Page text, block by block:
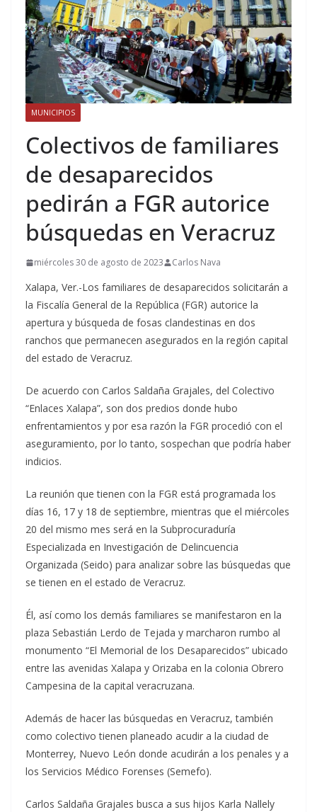
MUNICIPIOS
Colectivos de familiares
de desaparecidos
pedirán a FGR autorice
búsquedas en Veracruz
miércoles 30 de agosto de 2023 Carlos Nava
Xalapa, Ver.-Los familiares de desaparecidos solicitarán a
la Fiscalía General de la República (FGR) autorice la
apertura y búsqueda de fosas clandestinas en dos
ranchos que permanecen asegurados en la región capital
del estado de Veracruz.
De acuerdo con Carlos Saldaña Grajales, del Colectivo
“Enlaces Xalapa”, son dos predios donde hubo
enfrentamientos y por esa razón la FGR procedió con el
aseguramiento, por lo tanto, sospechan que podría haber
indicios.
La reunión que tienen con la FGR está programada los
días 16, 17 y 18 de septiembre, mientras que el miércoles
20 del mismo mes será en la Subprocuraduría
Especializada en Investigación de Delincuencia
Organizada (Seido) para analizar sobre las búsquedas que
se tienen en el estado de Veracruz.
Él, así como los demás familiares se manifestaron en la
plaza Sebastián Lerdo de Tejada y marcharon rumbo al
monumento “El Memorial de los Desaparecidos” ubicado
entre las avenidas Xalapa y Orizaba en la colonia Obrero
Campesina de la capital veracruzana.
Además de hacer las búsquedas en Veracruz, también
como colectivo tienen planeado acudir a la ciudad de
Monterrey, Nuevo León donde acudirán a los penales y a
los Servicios Médico Forenses (Semefo).
Carlos Saldaña Grajales busca a sus hijos Karla Nallely